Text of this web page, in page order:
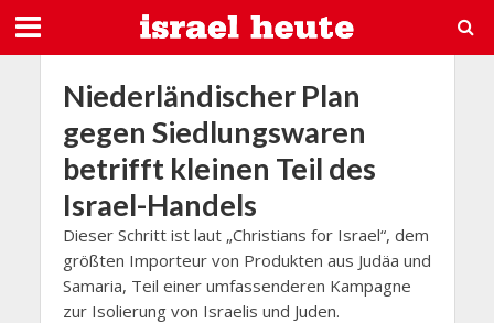
Niederländischer Plan
gegen Siedlungswaren
betrifft kleinen Teil des
Israel-Handels
Dieser Schritt ist laut „Christians for Israel“, dem
größten Importeur von Produkten aus Judäa und
Samaria, Teil einer umfassenderen Kampagne
zur Isolierung von Israelis und Juden.